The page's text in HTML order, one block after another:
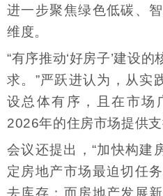
进一步聚焦绿色低碳、
维度。
“有序推动‘好房子’建设
求。”严跃进认为，从实
设总体有序，且在市场
2026年的住房市场提供支
会议还提出，“加快构建
定房地产市场最迫切任
去库存；而房地产发展